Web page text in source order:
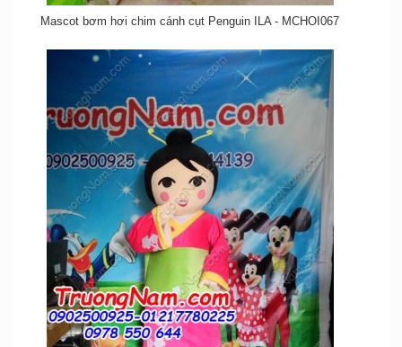
Mascot bơm hơi chim cánh cụt Penguin ILA - MCHOI067